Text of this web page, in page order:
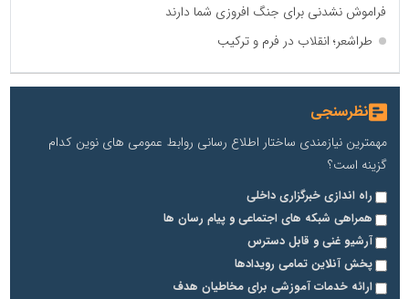
فراموش نشدنی برای جنگ افروزی شما دارند
طراشعر؛ انقلاب در فرم و ترکیب
نظرسنجی
مهمترین نیازمندی ساختار اطلاع رسانی روابط عمومی های نوین کدام
گزینه است؟
راه اندازی خبرگزاری داخلی
همراهی شبکه های اجتماعی و پیام رسان ها
آرشیو غنی و قابل دسترس
پخش آنلاین تمامی رویدادها
ارائه خدمات آموزشی برای مخاطیان هدف